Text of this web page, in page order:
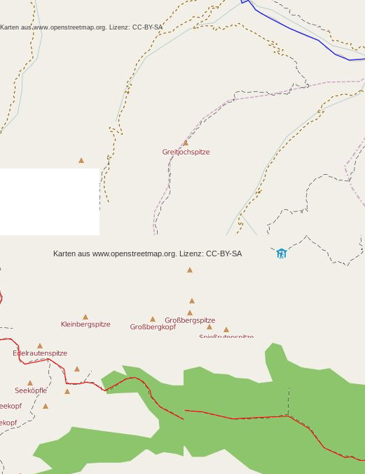
Karten aus www.openstreetmap.org. Lizenz: CC-BY-SA
Karten aus www.openstreetmap.org. Lizenz: CC-BY-SA